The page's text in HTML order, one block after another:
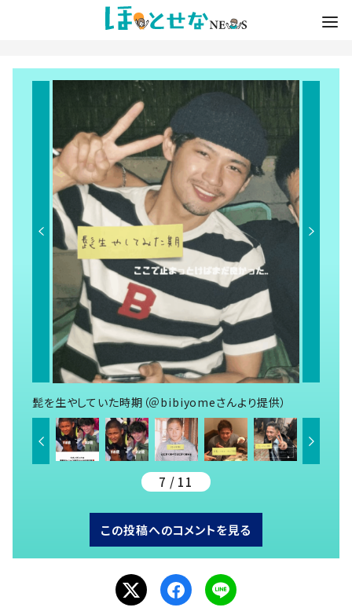
髭を生やしていた時期（＠bibiyomeさんより提供）
7 / 11
この投稿へのコメントを見る